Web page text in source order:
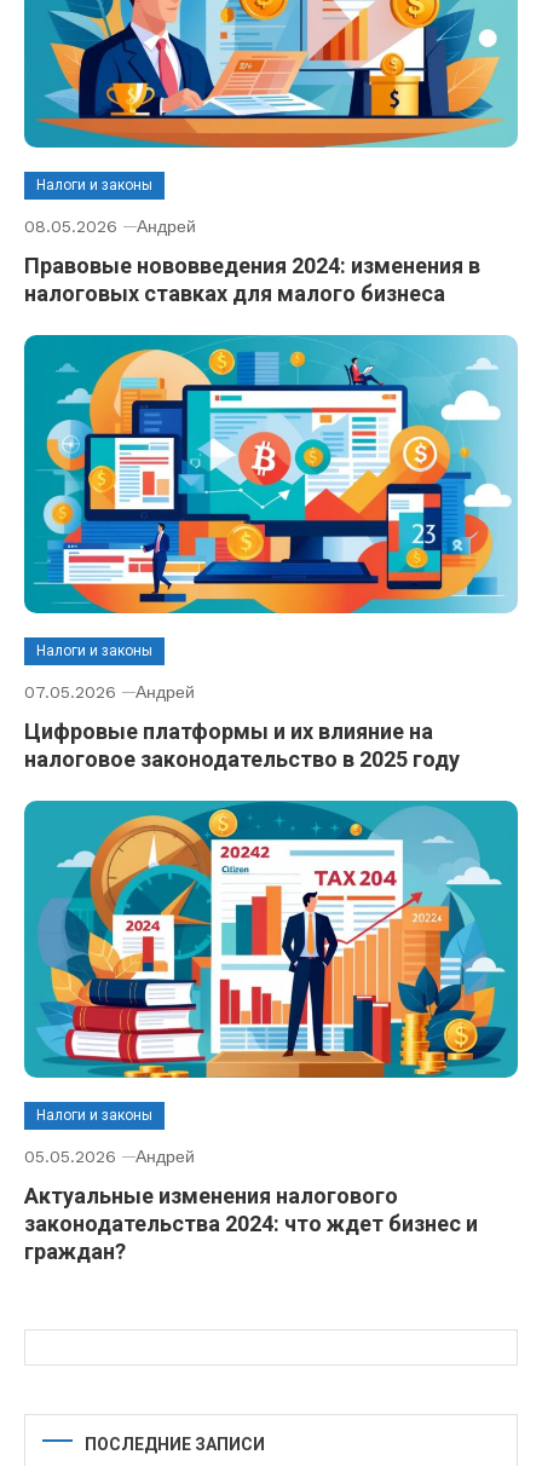
Налоги и законы
08.05.2026 Андрей
Правовые нововведения 2024: изменения в
налоговых ставках для малого бизнеса
Налоги и законы
07.05.2026 Андрей
Цифровые платформы и их влияние на
налоговое законодательство в 2025 году
Налоги и законы
05.05.2026 Андрей
Актуальные изменения налогового
законодательства 2024: что ждет бизнес и
граждан?
ПОСЛЕДНИЕ ЗАПИСИ